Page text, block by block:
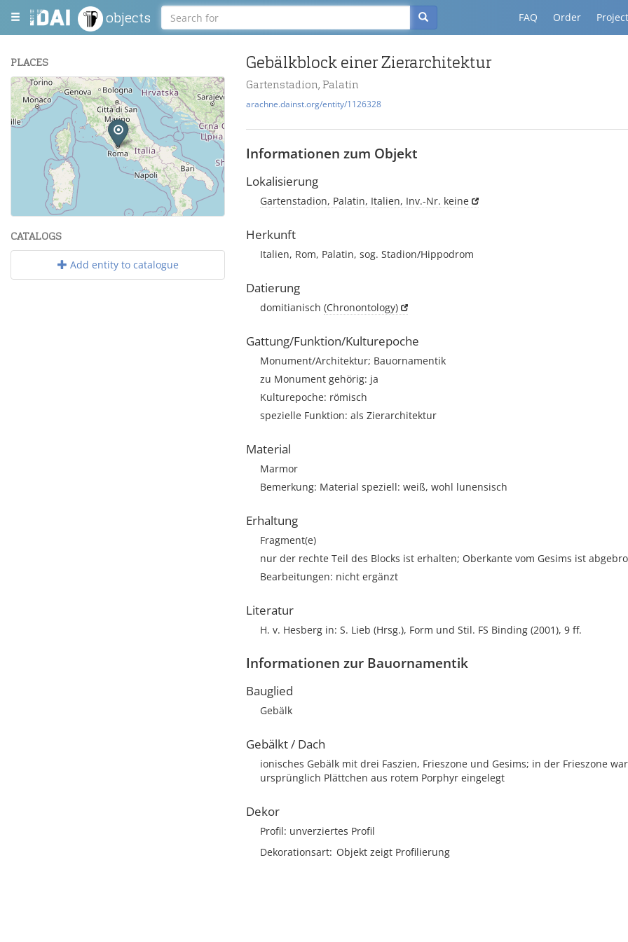
objects FAQ Order
PLACES
+
−
Leaflet | Maps and Data ©OpenStreetMap
CATALOGS
Add entity to catalogue
Gebälkblock einer Zierarchitektur
Gartenstadion, Palatin
arachne.dainst.org/entity/1126328
Informationen zum Objekt
Lokalisierung
Gartenstadion, Palatin, Italien, Inv.-Nr. keine
Herkunft
Italien, Rom, Palatin, sog. Stadion/Hippodrom
Datierung
domitianisch (Chronontology)
Gattung/Funktion/Kulturepoche
Monument/Architektur; Bauornamentik
zu Monument gehörig: ja
Kulturepoche: römisch
spezielle Funktion: als Zierarchitektur
Material
Marmor
Bemerkung: Material speziell: weiß, wohl lunensisch
Erhaltung
Fragment(e)
nur der rechte Teil des Blocks ist erhalten; Oberkante vom Gesims ist
Bearbeitungen: nicht ergänzt
Literatur
H. v. Hesberg in: S. Lieb (Hrsg.), Form und Stil. FS Binding (2001), 9 ff.
Informationen zur Bauornamentik
Bauglied
Gebälk
Gebälkt / Dach
ionisches Gebälk mit drei Faszien, Frieszone und Gesims; in der Frieszone
ursprünglich Plättchen aus rotem Porphyr eingelegt
Dekor
Profil: unverziertes Profil
Dekorationsart Objekt zeigt Profilierung